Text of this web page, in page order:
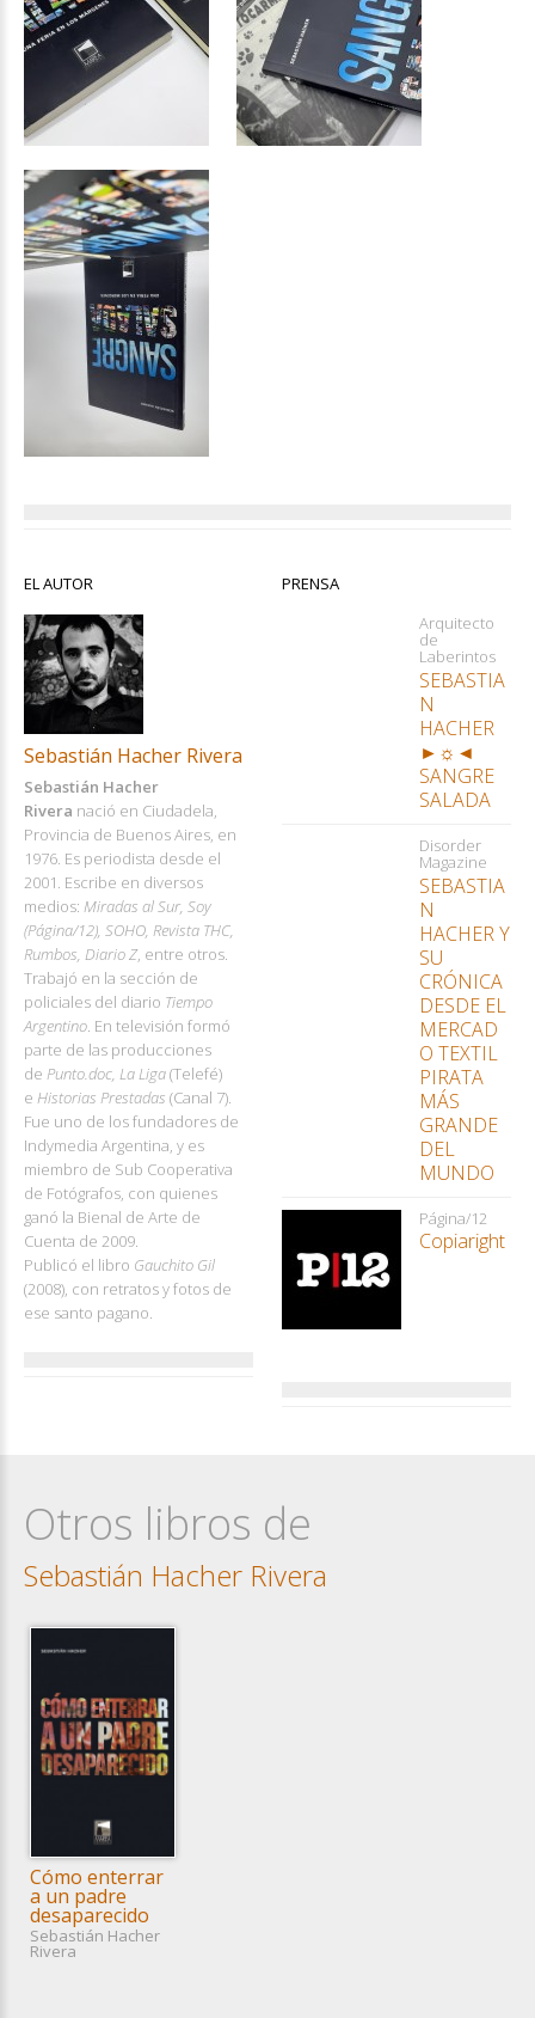
EL AUTOR
Sebastián Hacher Rivera
Sebastián Hacher
Rivera nació en Ciudadela,
Provincia de Buenos Aires, en
1976. Es periodista desde el
2001. Escribe en diversos
medios: Miradas al Sur, Soy
(Página/12), SOHO, Revista THC,
Rumbos, Diario Z, entre otros.
Trabajó en la sección de
policiales del diario Tiempo
Argentino. En televisión formó
parte de las producciones
de Punto.doc, La Liga(Telefé)
e Historias Prestadas (Canal 7).
Fue uno de los fundadores de
Indymedia Argentina, y es
miembro de Sub Cooperativa
de Fotógrafos, con quienes
ganó la Bienal de Arte de
Cuenta de 2009.
Publicó el libro Gauchito Gil
(2008), con retratos y fotos de
ese santo pagano.
PRENSA
Arquitecto
de
Laberintos
SEBASTIA
N
HACHER
►☼◄
SANGRE
SALADA
Disorder
Magazine
SEBASTIA
N
HACHER Y
SU
CRÓNICA
DESDE EL
MERCAD
O TEXTIL
PIRATA
MÁS
GRANDE
DEL
MUNDO
Página/12
Copiaright
Otros libros de
Sebastián Hacher Rivera
Cómo enterrar
a un padre
desaparecido
Sebastián Hacher
Rivera